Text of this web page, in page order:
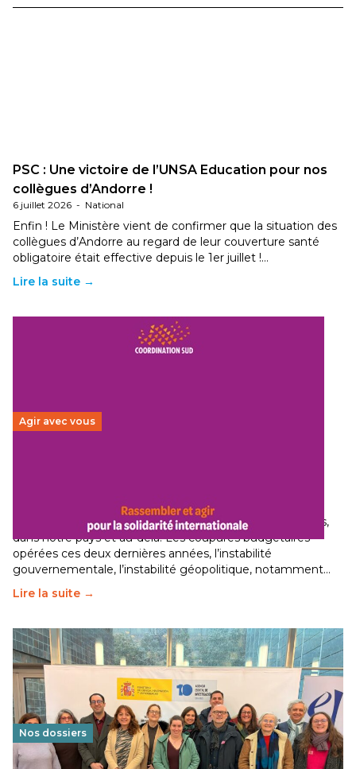
PSC : Une victoire de l’UNSA Education pour nos
collègues d’Andorre !
6 juillet 2026 - National
Enfin ! Le Ministère vient de confirmer que la situation des
collègues d’Andorre au regard de leur couverture santé
obligatoire était effective depuis le 1er juillet !…
Lire la suite →
Agir avec vous
Le secteur humanitaire connaît des difficultés profondes,
dans notre pays et au-delà. Les coupures budgétaires
opérées ces deux dernières années, l’instabilité
gouvernementale, l’instabilité géopolitique, notamment…
Lire la suite →
Nos dossiers